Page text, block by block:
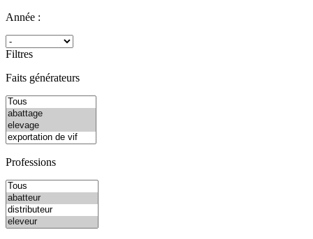
Année :
Filtres
Faits générateurs
Professions